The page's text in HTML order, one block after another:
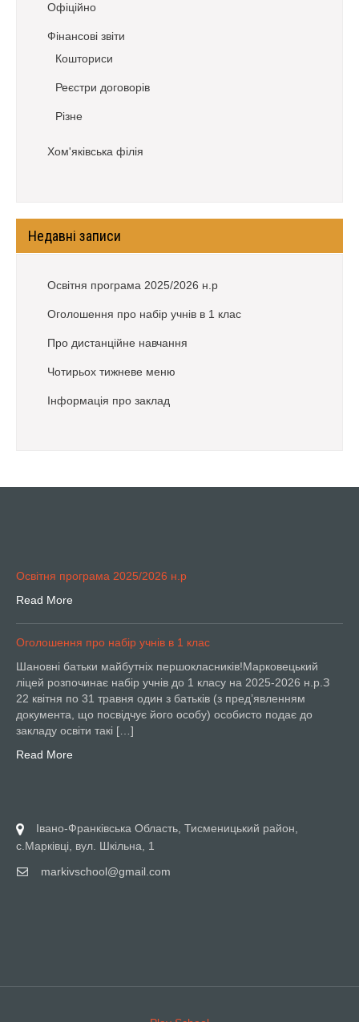
Офіційно
Фінансові звіти
Кошториси
Реєстри договорів
Різне
Хом'яківська філія
Недавні записи
Освітня програма 2025/2026 н.р
Оголошення про набір учнів в 1 клас
Про дистанційне навчання
Чотирьох тижневе меню
Інформація про заклад
Освітня програма 2025/2026 н.р
Read More
Оголошення про набір учнів в 1 клас
Шановні батьки майбутніх першокласників!Марковецький
ліцей розпочинає набір учнів до 1 класу на 2025-2026 н.р.З
22 квітня по 31 травня один з батьків (з пред’явленням
документа, що посвідчує його особу) особисто подає до
закладу освіти такі […]
Read More
Івано-Франківська Область, Тисменицький район,
с.Марківці, вул. Шкільна, 1
markivschool@gmail.com